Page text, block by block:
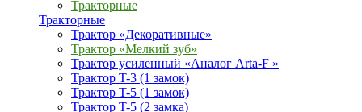
Тракторные
Тракторные
Трактор «Декоративные»
Трактор «Мелкий зуб»
Трактор усиленный «Аналог Arta-F »
Трактор T-3 (1 замок)
Трактор T-5 (1 замок)
Трактор T-5 (2 замка)